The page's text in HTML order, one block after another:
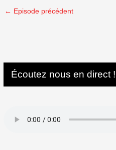
← Episode précédent
Écoutez nous en direct !